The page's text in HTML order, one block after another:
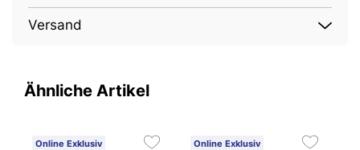
Versand
Ähnliche Artikel
Online Exklusiv
Online Exklusiv